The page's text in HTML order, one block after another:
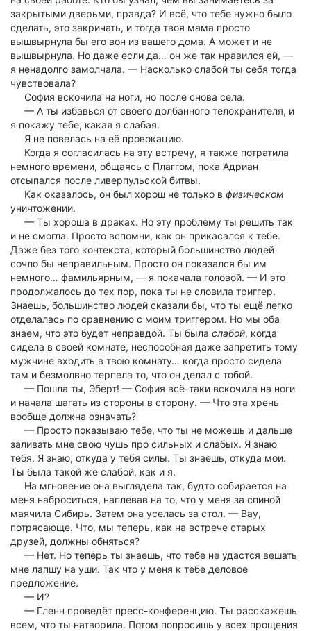
закрытыми дверьми, правда? И всё, что тебе нужно было
сделать, это закричать, и тогда твоя мама просто
вышвырнула бы его вон из вашего дома. А может и не
вышвырнула. Но даже если да… он же так нравился ей, —
я ненадолго замолчала. — Насколько слабой ты себя тогда
чувствовала?
София вскочила на ноги, но после снова села.
— А ты избавься от своего долбанного телохранителя, и
я покажу тебе, какая я слабая.
Я не повелась на её провокацию.
Когда я согласилась на эту встречу, я также потратила
немного времени, общаясь с Плаггом, пока Адриан
отсыпался после ливерпульской битвы.
Как оказалось, он был хорош не только в физическом
уничтожении.
— Ты хороша в драках. Но эту проблему ты решить так
и не смогла. Просто вспомни, как он прикасался к тебе.
Даже без того контекста, который большинство людей
сочло бы неправильным. Просто он показался бы им
немного… фамильярным, — я покачала головой. — И это
продолжалось до тех пор, пока ты не словила триггер.
Знаешь, большинство людей сказали бы, что ты ещё легко
отделалась по сравнению с моим триггером. Но мы оба
знаем, что это будет неправдой. Ты была слабой, когда
сидела в своей комнате, неспособная даже запретить тому
мужчине входить в твою комнату… когда просто сидела
там и безмолвно терпела то, что он делал с тобой.
— Пошла ты, Эберт! — София всё-таки вскочила на ноги
и начала шагать из стороны в сторону. — Что эта хрень
вообще должна означать?
— Просто показываю тебе, что ты не можешь и дальше
заливать мне свою чушь про сильных и слабых. Я знаю
тебя. Я знаю, откуда у тебя силы. Ты знаешь, откуда мои.
Ты была такой же слабой, как и я.
На мгновение она выглядела так, будто собирается на
меня наброситься, наплевав на то, что у меня за спиной
маячила Сибирь. Затем она уселась за стол. — Вау,
потрясающе. Что, мы теперь, как на встрече старых
друзей, должны обняться?
— Нет. Но теперь ты знаешь, что тебе не удастся вешать
мне лапшу на уши. Так что у меня к тебе деловое
предложение.
— И?
— Гленн проведёт пресс-конференцию. Ты расскажешь
всем, что ты натворила. Потом попросишь у всех прощения